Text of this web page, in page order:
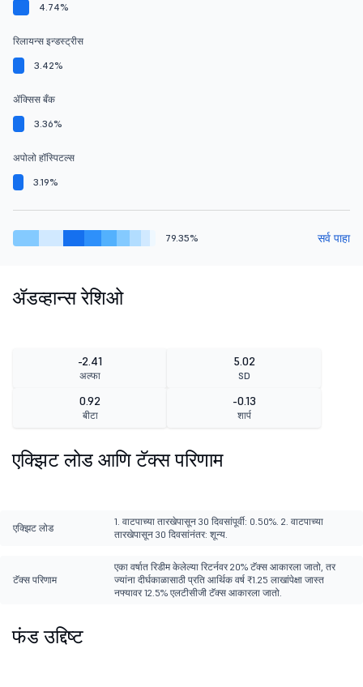
4.74%
रिलायन्स इन्डस्ट्रीस
3.42%
ॲक्सिस बँक
3.36%
अपोलो हॉस्पिटल्स
3.19%
79.35% सर्व पाहा
ॲडव्हान्स रेशिओ
-2.41
अल्फा
5.02
SD
0.92
बीटा
-0.13
शार्प
एक्झिट लोड आणि टॅक्स परिणाम
एक्झिट लोड
1. वाटपाच्या तारखेपासून 30 दिवसांपूर्वी: 0.50%. 2. वाटपाच्या
तारखेपासून 30 दिवसांनंतर: शून्य.
टॅक्स परिणाम
एका वर्षात रिडीम केलेल्या रिटर्नवर 20% टॅक्स आकारला जातो, तर
ज्यांना दीर्घकाळासाठी प्रति आर्थिक वर्ष ₹1.25 लाखांपेक्षा जास्त
नफ्यावर 12.5% एलटीसीजी टॅक्स आकारला जातो.
फंड उद्दिष्ट